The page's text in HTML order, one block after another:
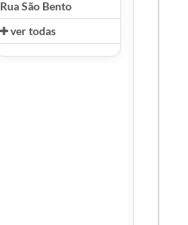
Rua São Bento
ver todas